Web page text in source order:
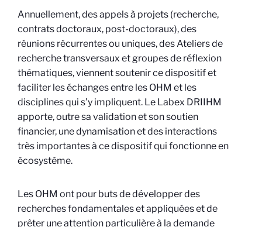
Annuellement, des appels à projets (recherche,
contrats doctoraux, post-doctoraux), des
réunions récurrentes ou uniques, des Ateliers de
recherche transversaux et groupes de réflexion
thématiques, viennent soutenir ce dispositif et
faciliter les échanges entre les OHM et les
disciplines qui s’y impliquent. Le Labex DRIIHM
apporte, outre sa validation et son soutien
financier, une dynamisation et des interactions
très importantes à ce dispositif qui fonctionne en
écosystème.
Les OHM ont pour buts de développer des
recherches fondamentales et appliquées et de
prêter une attention particulière à la demande